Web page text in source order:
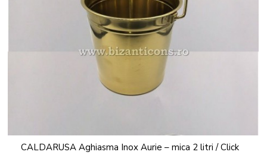
CALDARUSA Aghiasma Inox Aurie – mica 2 litri / Click